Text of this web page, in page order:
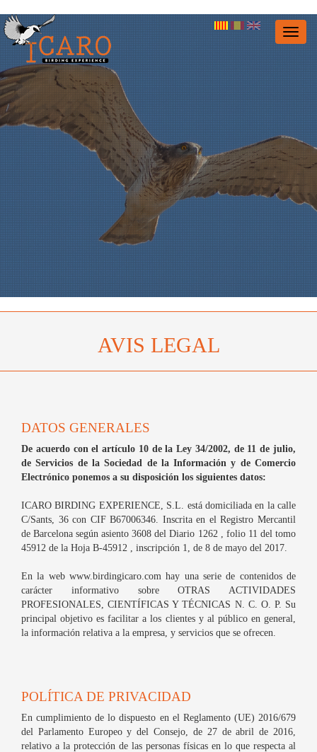
AVIS LEGAL
DATOS GENERALES
De acuerdo con el artículo 10 de la Ley 34/2002, de 11 de julio,
de Servicios de la Sociedad de la Información y de Comercio
Electrónico ponemos a su disposición los siguientes datos:
ICARO BIRDING EXPERIENCE, S.L. está domiciliada en la calle
C/Sants, 36 con CIF B67006346. Inscrita en el Registro Mercantil
de Barcelona según asiento 3608 del Diario 1262 , folio 11 del tomo
45912 de la Hoja B-45912 , inscripción 1, de 8 de mayo del 2017.
En la web www.birdingicaro.com hay una serie de contenidos de
carácter informativo sobre OTRAS ACTIVIDADES
PROFESIONALES, CIENTÍFICAS Y TÉCNICAS N. C. O. P. Su
principal objetivo es facilitar a los clientes y al público en general,
la información relativa a la empresa, y servicios que se ofrecen.
POLÍTICA DE PRIVACIDAD
En cumplimiento de lo dispuesto en el Reglamento (UE) 2016/679
del Parlamento Europeo y del Consejo, de 27 de abril de 2016,
relativo a la protección de las personas físicas en lo que respecta al